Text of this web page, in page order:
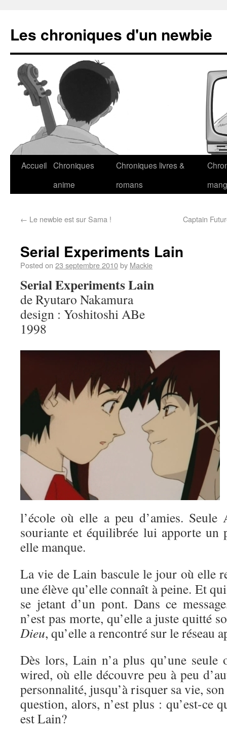
Les chroniques d'un newbie
Accueil Chroniques
anime
Chroniques livres &
romans
← Le newbie est sur Sama ! Captain
Serial Experiments Lain
Posted on 23 septembre 2010by Mackie
Serial Experiments Lain
de Ryutaro Nakamura
design : Yoshitoshi ABe
1998
l’école où elle a peu d’amies.
souriante et équilibrée lui apporte un
elle manque.
La vie de Lain bascule le jour où elle
une élève qu’elle connaît à peine. Et
se jetant d’un pont. Dans ce
n’est pas morte, qu’elle a juste quitté
Dieu, qu’elle a rencontré sur le réseau
Dès lors, Lain n’a plus qu’une seule
wired, où elle découvre peu à peu
personnalité, jusqu’à risquer sa vie,
question, alors, n’est plus : qu’est-ce
est Lain?